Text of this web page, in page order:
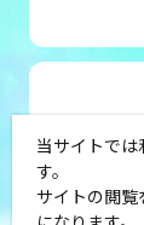
公益社団
〒231-8521
当サイトで
す。
サイトの閲